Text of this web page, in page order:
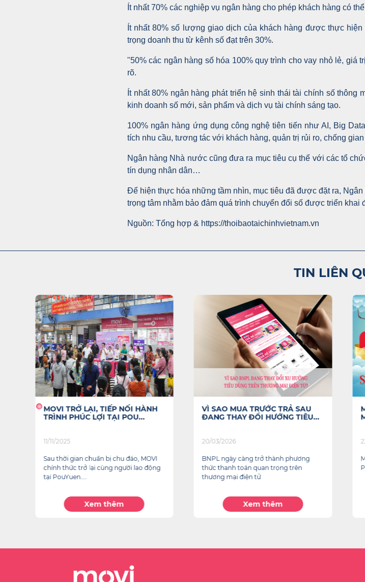
Ít nhất 70% các nghiệp vụ ngân hàng cho phép khách hàng có
Ít nhất 80% số lượng giao dịch của khách hàng được thực
trọng doanh thu từ kênh số đạt trên 30%.
"50% các ngân hàng số hóa 100% quy trình cho vay nhỏ lẻ, giá
rõ.
Ít nhất 80% ngân hàng phát triển hệ sinh thái tài chính số thông
kinh doanh số mới, sản phẩm và dịch vụ tài chính sáng tạo.
100% ngân hàng ứng dụng công nghệ tiên tiến như AI, Big
tích nhu cầu, tương tác với khách hàng, quản trị rủi ro, chống
Ngân hàng Nhà nước cũng đưa ra mục tiêu cụ thể với các tổ
tín dụng nhân dân…
Để hiện thực hóa những tầm nhìn, mục tiêu đã được đặt ra,
trọng tâm nhằm bảo đảm quá trình chuyển đổi số được triển khai
Nguồn: Tổng hợp & https://thoibaotaichinhvietnam.vn
TIN LIÊN
MOVI TRỞ LẠI, TIẾP NỐI HÀNH
TRÌNH PHÚC LỢI TẠI POU...
11/11/2025
Sau thời gian chuẩn bị chu đáo, MOVI
chính thức trở lại cùng người lao động
tại PouYuen....
Xem thêm
VÌ SAO MUA TRƯỚC TRẢ SAU
ĐANG THAY ĐỔI HƯỚNG TIÊU...
20/03/2026
BNPL ngày càng trở thành phương
thức thanh toán quan trọng trên
thương mại điện tử
Xem thêm